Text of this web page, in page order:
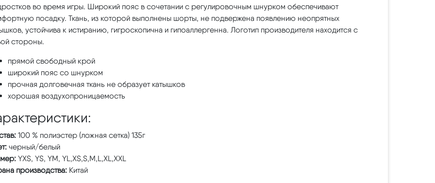
во время игры. Широкий пояс в сочетании с регулировочным шнурком обеспечивают
посадку. Ткань, из которой выполнены шорты, не подвержена появлению неопрятных
устойчива к истиранию, гигроскопична и гипоаллергенна. Логотип производителя находится с
стороны.
прямой свободный крой
широкий пояс со шнурком
прочная долговечная ткань не образует катышков
хорошая воздухопроницаемость
100 % полиэстер (ложная сетка) 135г
черный/белый
YXS, YS, YM, YL,XS,S,M,L,XL,XXL
производства: Китай